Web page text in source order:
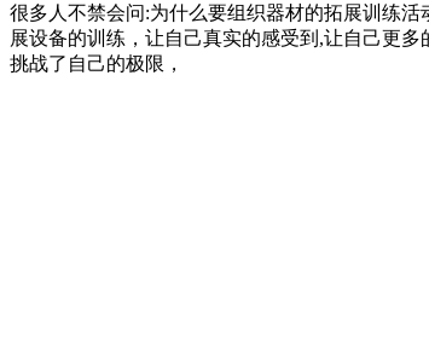
很多人不禁会问:为什么要组织器材的拓展训练
展设备的训练，让自己真实的感受到,让自己更
挑战了自己的极限，